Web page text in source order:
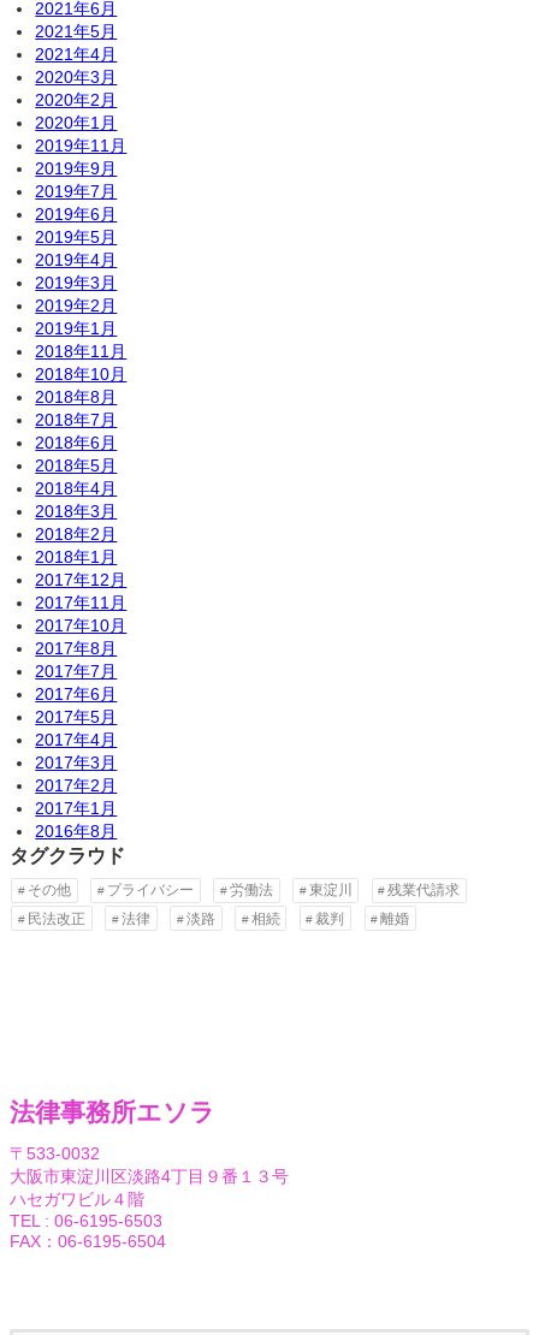
2021年6月
2021年5月
2021年4月
2020年3月
2020年2月
2020年1月
2019年11月
2019年9月
2019年7月
2019年6月
2019年5月
2019年4月
2019年3月
2019年2月
2019年1月
2018年11月
2018年10月
2018年8月
2018年7月
2018年6月
2018年5月
2018年4月
2018年3月
2018年2月
2018年1月
2017年12月
2017年11月
2017年10月
2017年8月
2017年7月
2017年6月
2017年5月
2017年4月
2017年3月
2017年2月
2017年1月
2016年8月
タグクラウド
その他 プライバシー 労働法 東淀川
残業代請求
民法改正
法律 淡路 相続 裁判 離婚
法律事務所エソラ
〒533-0032
大阪市東淀川区淡路4丁目９番１３号
ハセガワビル４階
TEL : 06-6195-6503
FAX：06-6195-6504